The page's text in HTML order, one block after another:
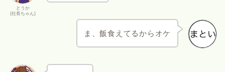
とうか
(社長ちゃん)
ま、飯食えてるからオケ